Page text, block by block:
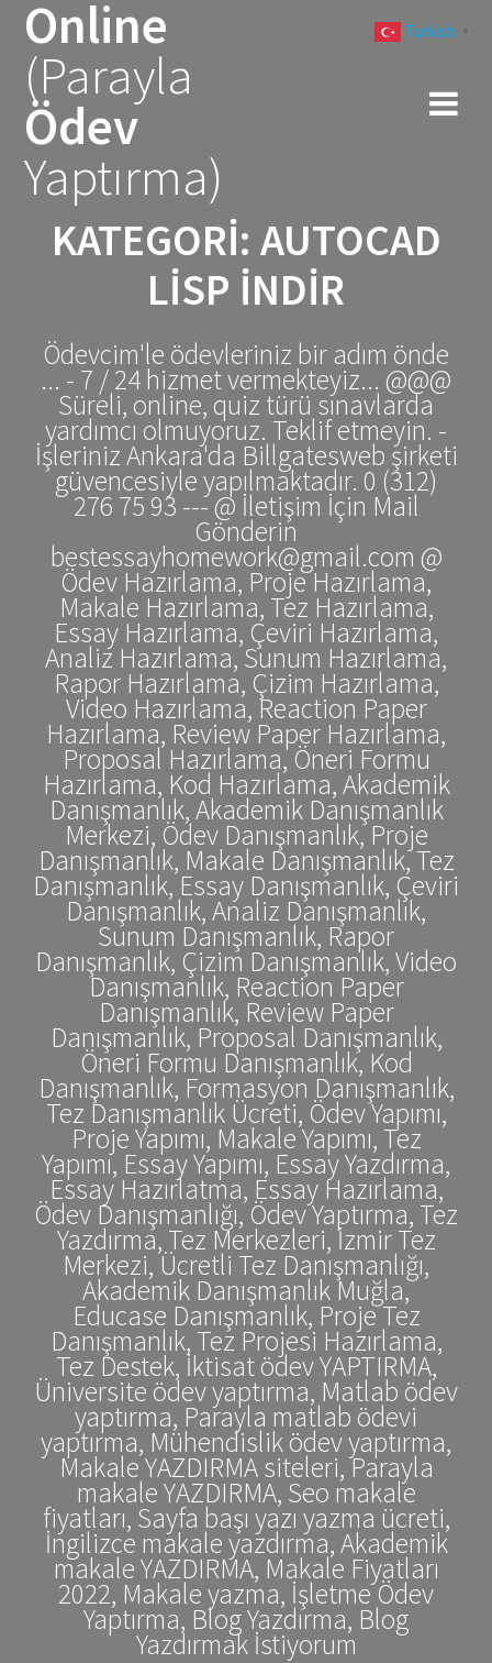
Online
(Parayla
Ödev
Yaptırma)
KATEGORI: AUTOCAD
LISP INDIR
Ödevcim'le ödevleriniz bir adım önde
... - 7 / 24 hizmet vermekteyiz... @@@
Süreli, online, quiz türü sınavlarda
yardımcı olmuyoruz. Teklif etmeyin. -
İşleriniz Ankara'da Billgatesweb şirketi
güvencesiyle yapılmaktadır. 0 (312)
276 75 93 --- @ İletişim İçin Mail
Gönderin
bestessayhomework@gmail.com @
Ödev Hazırlama, Proje Hazırlama,
Makale Hazırlama, Tez Hazırlama,
Essay Hazırlama, Çeviri Hazırlama,
Analiz Hazırlama, Sunum Hazırlama,
Rapor Hazırlama, Çizim Hazırlama,
Video Hazırlama, Reaction Paper
Hazırlama, Review Paper Hazırlama,
Proposal Hazırlama, Öneri Formu
Hazırlama, Kod Hazırlama, Akademik
Danışmanlık, Akademik Danışmanlık
Merkezi, Ödev Danışmanlık, Proje
Danışmanlık, Makale Danışmanlık, Tez
Danışmanlık, Essay Danışmanlık, Çeviri
Danışmanlık, Analiz Danışmanlık,
Sunum Danışmanlık, Rapor
Danışmanlık, Çizim Danışmanlık, Video
Danışmanlık, Reaction Paper
Danışmanlık, Review Paper
Danışmanlık, Proposal Danışmanlık,
Öneri Formu Danışmanlık, Kod
Danışmanlık, Formasyon Danışmanlık,
Tez Danışmanlık Ücreti, Ödev Yapımı,
Proje Yapımı, Makale Yapımı, Tez
Yapımı, Essay Yapımı, Essay Yazdırma,
Essay Hazırlatma, Essay Hazırlama,
Ödev Danışmanlığı, Ödev Yaptırma, Tez
Yazdırma, Tez Merkezleri, İzmir Tez
Merkezi, Ücretli Tez Danışmanlığı,
Akademik Danışmanlık Muğla,
Educase Danışmanlık, Proje Tez
Danışmanlık, Tez Projesi Hazırlama,
Tez Destek, İktisat ödev YAPTIRMA,
Üniversite ödev yaptırma, Matlab ödev
yaptırma, Parayla matlab ödevi
yaptırma, Mühendislik ödev yaptırma,
Makale YAZDIRMA siteleri, Parayla
makale YAZDIRMA, Seo makale
fiyatları, Sayfa başı yazı yazma ücreti,
İngilizce makale yazdırma, Akademik
makale YAZDIRMA, Makale Fiyatları
2022, Makale yazma, İşletme Ödev
Yaptırma, Blog Yazdırma, Blog
Yazdırmak İstiyorum
Turkish ▼